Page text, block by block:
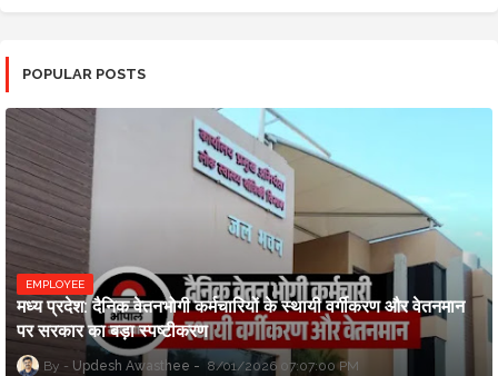
POPULAR POSTS
EMPLOYEE
मध्य प्रदेश: दैनिक वेतनभोगी कर्मचारियों के स्थायी वर्गीकरण और वेतनमान
पर सरकार का बड़ा स्पष्टीकरण
Updesh Awasthee 8/01/2026 07:07:00 PM